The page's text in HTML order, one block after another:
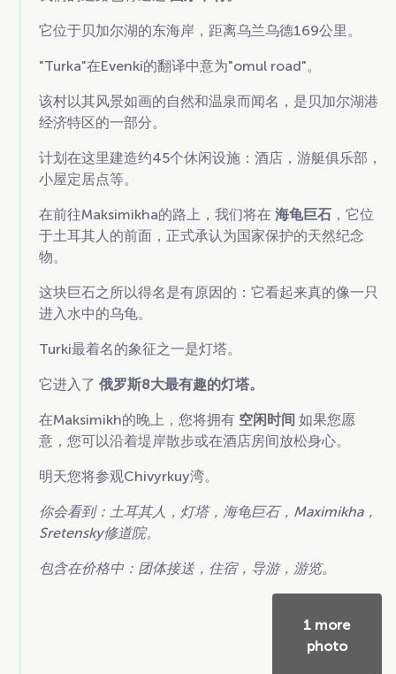
它位于贝加尔湖的东海岸，距离乌兰乌德169公里。
"Turka"在Evenki的翻译中意为"omul road"。
该村以其风景如画的自然和温泉而闻名，是贝加尔湖港
经济特区的一部分。
计划在这里建造约45个休闲设施：酒店，游艇俱乐部，
小屋定居点等。
在前往Maksimikha的路上，我们将在 海龟巨石 ，它位
于土耳其人的前面，正式承认为国家保护的天然纪念
物。
这块巨石之所以得名是有原因的：它看起来真的像一只
进入水中的乌龟。
Turki最着名的象征之一是灯塔。
它进入了 俄罗斯8大最有趣的灯塔。
在Maksimikh的晚上，您将拥有 空闲时间 如果您愿
意，您可以沿着堤岸散步或在酒店房间放松身心。
明天您将参观Chivyrkuy湾。
你会看到：土耳其人，灯塔，海龟巨石，Maximikha，
Sretensky修道院。
包含在价格中：团体接送，住宿，导游，游览。
1 more
photo